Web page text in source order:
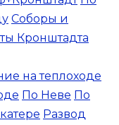
Соборы и
Кронштадта
на теплоходе
По Неве По
Развод